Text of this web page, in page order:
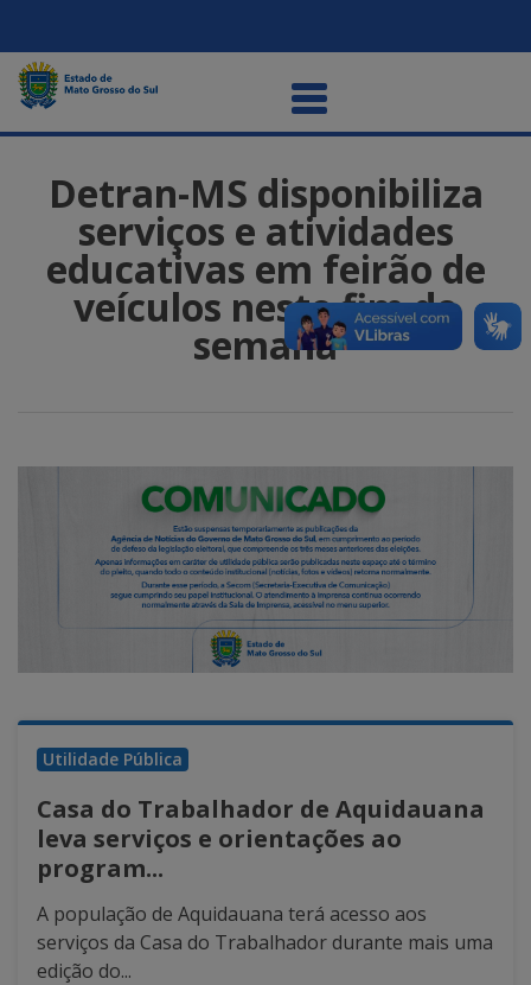
Detran-MS disponibiliza
serviços e atividades
educativas em feirão de
veículos neste fim de
semana
Utilidade Pública
Casa do Trabalhador de Aquidauana
leva serviços e orientações ao
program...
A população de Aquidauana terá acesso aos
serviços da Casa do Trabalhador durante mais uma
edição do...